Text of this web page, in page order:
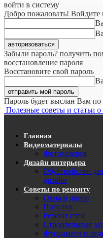
войти в систему
Добро пожаловать! Войдите
Забыли пароль? получить
восстановление пароля
Восстановите свой пароль
Пароль будет выслан Вам по
Полезные советы и статьи о
Главная
Видеоматериалы
Фотогалерея
Дизайн интерьера
Обустройство
дизайн
Советы по ремонту
Окна и двери
Потолки
Ремонт стен
Строительные
Фундамент и